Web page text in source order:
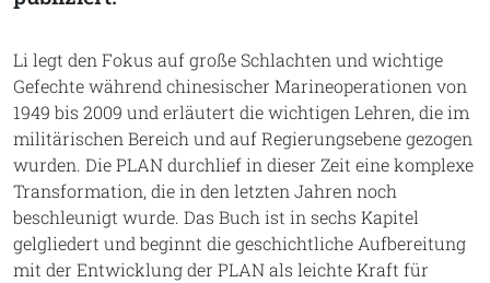
Li legt den Fokus auf große Schlachten und wichtige
Gefechte während chinesischer Marineoperationen von
1949 bis 2009 und erläutert die wichtigen Lehren, die im
militärischen Bereich und auf Regierungsebene gezogen
wurden. Die PLAN durchlief in dieser Zeit eine komplexe
Transformation, die in den letzten Jahren noch
beschleunigt wurde. Das Buch ist in sechs Kapitel
gelgliedert und beginnt die geschichtliche Aufbereitung
mit der Entwicklung der PLAN als leichte Kraft für